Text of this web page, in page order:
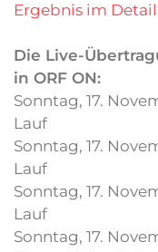
Ergebnis im Detail
Die Live-
in ORF ON:
Sonntag, 17.
Lauf
Sonntag, 17.
Lauf
Sonntag, 17.
Lauf
Sonntag, 17.